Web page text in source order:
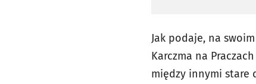
Jak podaje, na
Karczma na
między innymi stare